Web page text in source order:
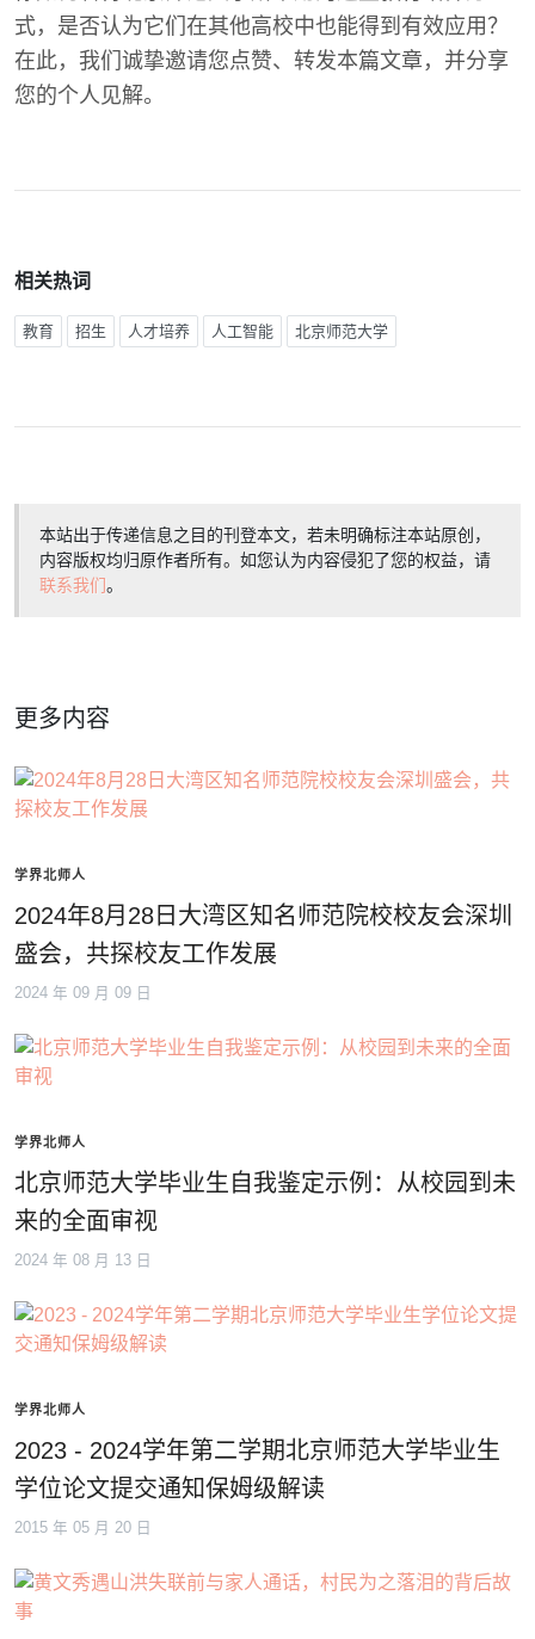
式，是否认为它们在其他高校中也能得到有效应用？
在此，我们诚挚邀请您点赞、转发本篇文章，并分享
您的个人见解。
相关热词
教育 招生 人才培养 人工智能 北京师范大学
本站出于传递信息之目的刊登本文，若未明确标注本站原创，
内容版权均归原作者所有。如您认为内容侵犯了您的权益，请
联系我们。
更多内容
学界北师人
2024年8月28日大湾区知名师范院校校友会深圳
盛会，共探校友工作发展
2024 年 09 月 09 日
学界北师人
北京师范大学毕业生自我鉴定示例：从校园到未
来的全面审视
2024 年 08 月 13 日
学界北师人
2023 - 2024学年第二学期北京师范大学毕业生
学位论文提交通知保姆级解读
2015 年 05 月 20 日